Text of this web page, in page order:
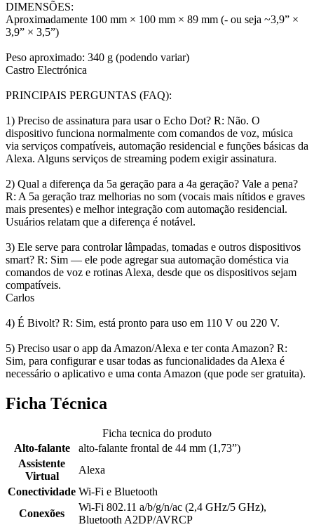
DIMENSÕES:
Aproximadamente 100 mm × 100 mm × 89 mm (- ou seja ~3,9” ×
3,9” × 3,5”)
Peso aproximado: 340 g (podendo variar)
Castro Electrónica
PRINCIPAIS PERGUNTAS (FAQ):
1) Preciso de assinatura para usar o Echo Dot? R: Não. O
dispositivo funciona normalmente com comandos de voz, música
via serviços compatíveis, automação residencial e funções básicas da
Alexa. Alguns serviços de streaming podem exigir assinatura.
2) Qual a diferença da 5a geração para a 4a geração? Vale a pena?
R: A 5a geração traz melhorias no som (vocais mais nítidos e graves
mais presentes) e melhor integração com automação residencial.
Usuários relatam que a diferença é notável.
3) Ele serve para controlar lâmpadas, tomadas e outros dispositivos
smart? R: Sim — ele pode agregar sua automação doméstica via
comandos de voz e rotinas Alexa, desde que os dispositivos sejam
compatíveis.
Carlos
4) É Bivolt? R: Sim, está pronto para uso em 110 V ou 220 V.
5) Preciso usar o app da Amazon/Alexa e ter conta Amazon? R:
Sim, para configurar e usar todas as funcionalidades da Alexa é
necessário o aplicativo e uma conta Amazon (que pode ser gratuita).
Ficha Técnica
Ficha tecnica do produto
Alto-falante
alto-falante frontal de 44 mm (1,73”)
Assistente
Virtual
Alexa
Conectividade Wi-Fi e Bluetooth
Conexões
Wi-Fi 802.11 a/b/g/n/ac (2,4 GHz/5 GHz),
Bluetooth A2DP/AVRCP